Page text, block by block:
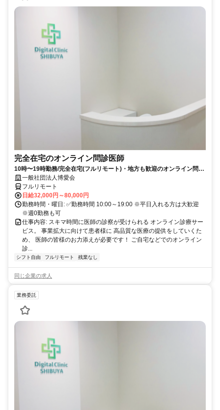
完全在宅のオンライン問診医師
10時〜19時勤務/完全在宅(フルリモート)・地方も歓迎のオンライン問診
業務一般社団法人博愛会
フルリモート
日給32,000円～80,000円
勤務時間・曜日: ✅勤務時間 10:00～19:00 ※平日入れる方は大歓迎
※週0勤務も可
仕事内容: スキマ時間に医師の診察が受けられる オンライン診療サー
ビス。 事業拡大に向けて患者様に 高品質な医療の提供をしていくた
め、 医師の皆様のお力添えが必要です！ ご自宅などでのオンライン
診...
シフト自由 フルリモート 残業なし
同じ企業の求人
業務委託